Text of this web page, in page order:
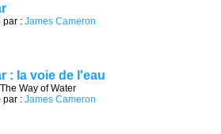
par : James Cameron
: la voie de l'eau
Way of Water
par : James Cameron